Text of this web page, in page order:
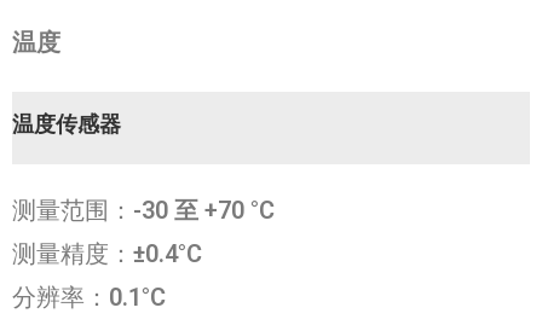
温度
温度传感器
测量范围： -30 至 +70 °C
测量精度： ±0.4°C
分辨率： 0.1°C